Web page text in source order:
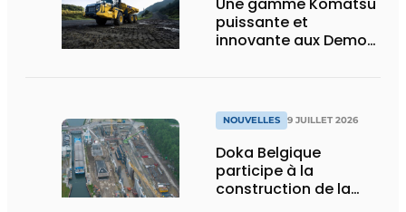
puissante et
innovante aux Demo
NOUVELLES 9 JUILLET 2026
Doka Belgique
participe à la
construction de la